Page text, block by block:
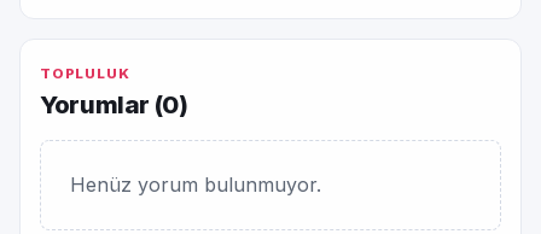
TOPLULUK
Yorumlar (0)
Henüz yorum bulunmuyor.